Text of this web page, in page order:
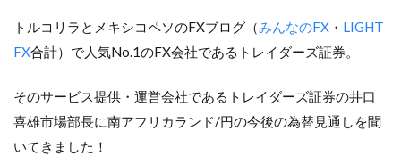
トルコリラとメキシコペソのFXブログ（みんなのFX ・ LIGHT
FX合計）で人気No.1のFX会社であるトレイダーズ証券。
そのサービス提供・運営会社であるトレイダーズ証券の井口
喜雄市場部長に南アフリカランド/円の今後の為替見通しを聞
いてきました！